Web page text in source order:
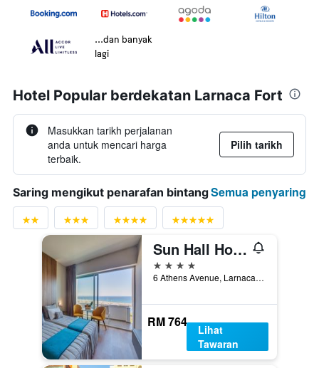
...dan banyak
lagi
Hotel Popular berdekatan Larnaca Fort
Masukkan tarikh perjalanan
anda untuk mencari harga
terbaik.
Pilih tarikh
Saring mengikut penarafan bintangSemua penyaring
Sun Hall Hotel
4 bintang
6 Athens Avenue, Larnaca, Cyprus
RM 764
Lihat
Tawaran